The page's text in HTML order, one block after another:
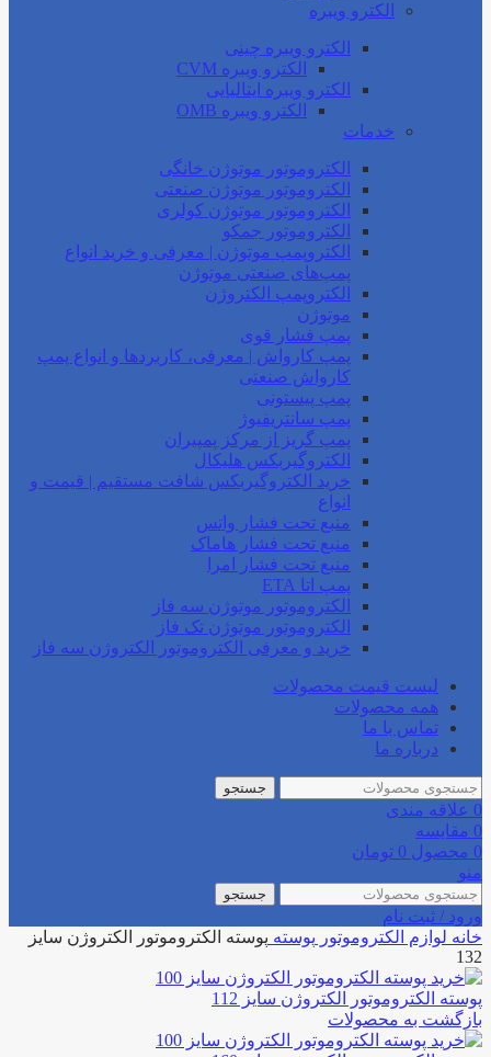
الکترو ویبره
الکترو ویبره چینی
الکترو ویبره CVM
الکترو ویبره ایتالیایی
الکترو ویبره OMB
خدمات
الکتروموتور موتوژن خانگی
الکتروموتور موتوژن صنعتی
الکتروموتور موتوژن کولری
الکتروموتور جمکو
الکتروپمپ موتوژن | معرفی و خرید انواع
پمپ‌های صنعتی موتوژن
الکتروپمپ الکتروژن
موتوژن
پمپ فشار قوی
پمپ کارواش | معرفی، کاربردها و انواع پمپ
کارواش صنعتی
پمپ پیستونی
پمپ سانتریفیوژ
پمپ گریز از مرکز پمپیران
الکتروگیربکس هلیکال
خرید الکتروگیربکس شافت مستقیم | قیمت و
انواع
منبع تحت فشار واتس
منبع تحت فشار هاماک
منبع تحت فشار امرا
پمپ اتا ETA
الکتروموتور موتوژن سه فاز
الکتروموتور موتوژن تک فاز
خرید و معرفی الکتروموتور الکتروژن سه فاز
لیست قیمت محصولات
همه محصولات
تماس با ما
درباره ما
جستجو
0 علاقه مندی
0 مقایسه
0 محصول 0 تومان
منو
جستجو
ورود / ثبت نام
خانه لوازم الکتروموتور پوسته پوسته الکتروموتور الکتروژن سایز
132
پوسته الکتروموتور الکتروژن سایز 112
بازگشت به محصولات